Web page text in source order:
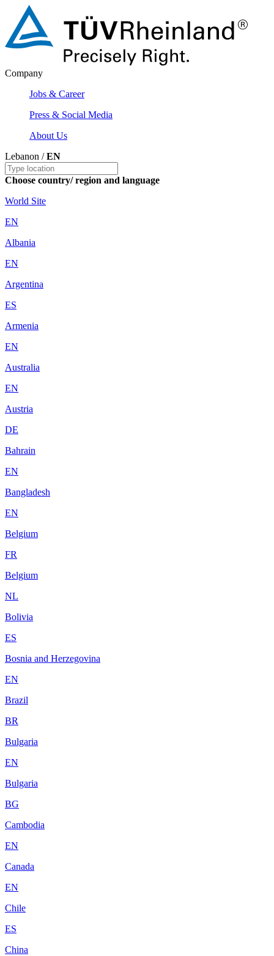
Company
Jobs & Career
Press & Social Media
About Us
Lebanon /EN
Choose country/ region and language
World Site
EN
Albania
EN
Argentina
ES
Armenia
EN
Australia
EN
Austria
DE
Bahrain
EN
Bangladesh
EN
Belgium
FR
Belgium
NL
Bolivia
ES
Bosnia and Herzegovina
EN
Brazil
BR
Bulgaria
EN
Bulgaria
BG
Cambodia
EN
Canada
EN
Chile
ES
China